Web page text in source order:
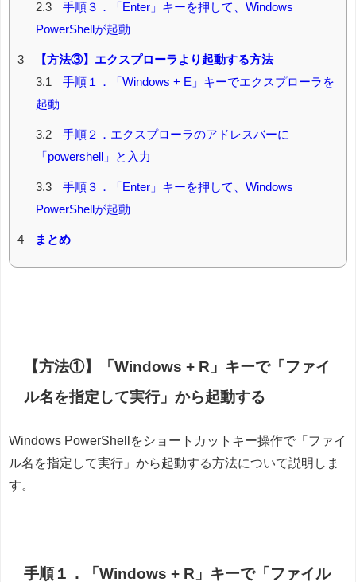
2.3
手順３．「Enter」キーを押して、Windows
PowerShellが起動
3
【方法③】エクスプローラより起動する方法
3.1
手順１．「Windows + E」キーでエクスプローラを
起動
3.2
手順２．エクスプローラのアドレスバーに
「powershell」と入力
3.3
手順３．「Enter」キーを押して、Windows
PowerShellが起動
4 まとめ
【方法①】「Windows + R」キーで「ファイ
ル名を指定して実行」から起動する
Windows PowerShellをショートカットキー操作で「ファイ
ル名を指定して実行」から起動する方法について説明しま
す。
手順１．「Windows + R」キーで「ファイル